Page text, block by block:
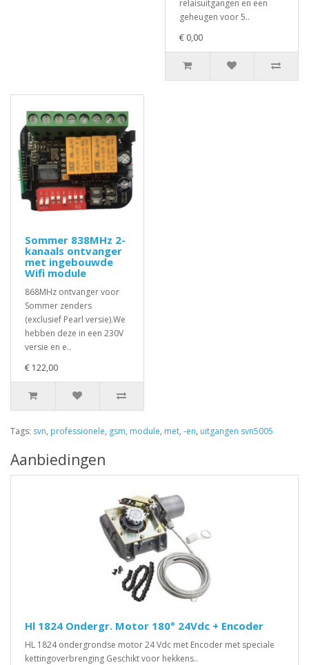
relaisuitgangen en een
geheugen voor 5..
€ 0,00
Sommer 838MHz 2-
kanaals ontvanger
met ingebouwde
Wifi module
868MHz ontvanger voor
Sommer zenders
(exclusief Pearl versie).We
hebben deze in een 230V
versie en e..
€ 122,00
Tags: svn, professionele, gsm, module, met, -en, uitgangen svn5005
Aanbiedingen
Hl 1824 Ondergr. Motor 180° 24Vdc + Encoder
HL 1824 ondergrondse motor 24 Vdc met Encoder met speciale
kettingoverbrenging Geschikt voor hekkens..